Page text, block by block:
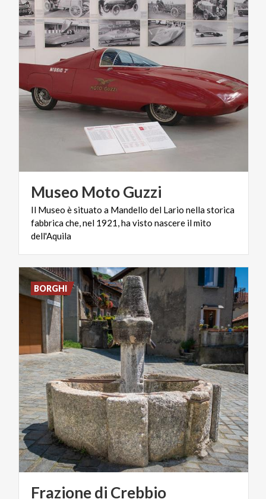
Museo MotoGuzzi
Il Museo è situato a Mandello del Lario nella storica
fabbrica che, nel 1921, ha visto nascere il mito
dell'Aquila
Frazionedi Crebbio
BORGHI